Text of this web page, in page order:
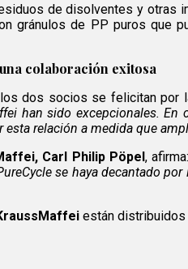
de disolventes y otras
gránulos de PP puros que
colaboración exitosa
dos socios se felicitan por
han sido excepcionales.
esta relación a medida que
Carl Philip Pöpel,
se haya decantado
están